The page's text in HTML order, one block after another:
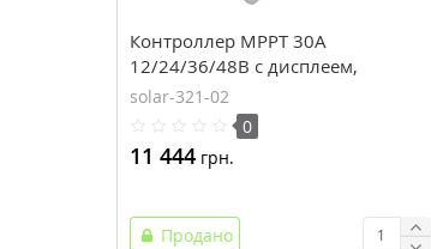
Контроллер MPPT 30A
12/24/36/48В с дисплеем,
(iT3415ND), EPsolar(EPEVER)
solar-321-02
0
11 444 грн.
Продано